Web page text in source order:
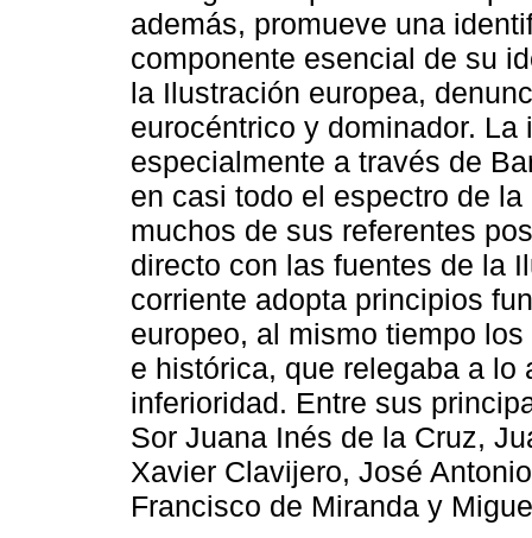
además, promueve una
componente esencial de su
la Ilustración europea,
eurocéntrico y dominador.
especialmente a través de
en casi todo el espectro de
muchos de sus referentes
directo con las fuentes de la
corriente adopta principios
europeo, al mismo tiempo
e histórica, que relegaba a
inferioridad. Entre sus
Sor Juana Inés de la Cruz,
Xavier Clavijero, José
Francisco de Miranda y